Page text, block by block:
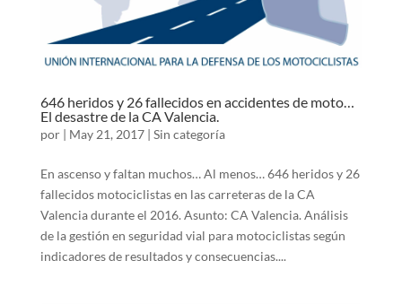
646 heridos y 26 fallecidos en accidentes de moto…
El desastre de la CA Valencia.
por | May 21, 2017| Sin categoría
En ascenso y faltan muchos… Al menos… 646 heridos y 26
fallecidos motociclistas en las carreteras de la CA
Valencia durante el 2016. Asunto: CA Valencia. Análisis
de la gestión en seguridad vial para motociclistas según
indicadores de resultados y consecuencias....